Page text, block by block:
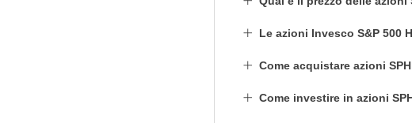
Le azioni Invesco S&P 500
Come acquistare azioni
Come investire in azioni